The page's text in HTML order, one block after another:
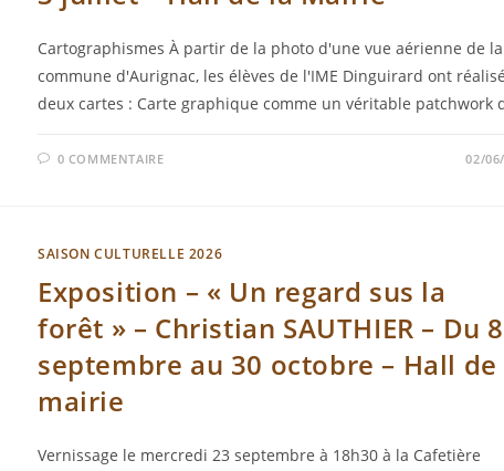
Cartographismes À partir de la photo d'une vue aérienne de la
commune d'Aurignac, les élèves de l'IME Dinguirard ont réalisé
deux cartes : Carte graphique comme un véritable patchwork
0 COMMENTAIRE 02/
SAISON CULTURELLE 2026
Exposition – « Un regard sus la
forêt » – Christian SAUTHIER – Du 8
septembre au 30 octobre – Hall de
mairie
Vernissage le mercredi 23 septembre à 18h30 à la Cafetière